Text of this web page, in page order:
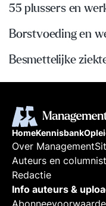
55 plussers en
Borstvoeding en
Besmettelijke
HomeKennisbank
Over
Auteurs en
Redactie
Info auteurs &